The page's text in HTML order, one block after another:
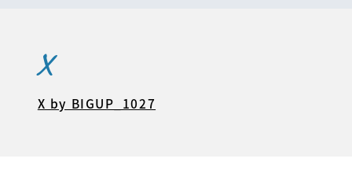
X
X by BIGUP_1027